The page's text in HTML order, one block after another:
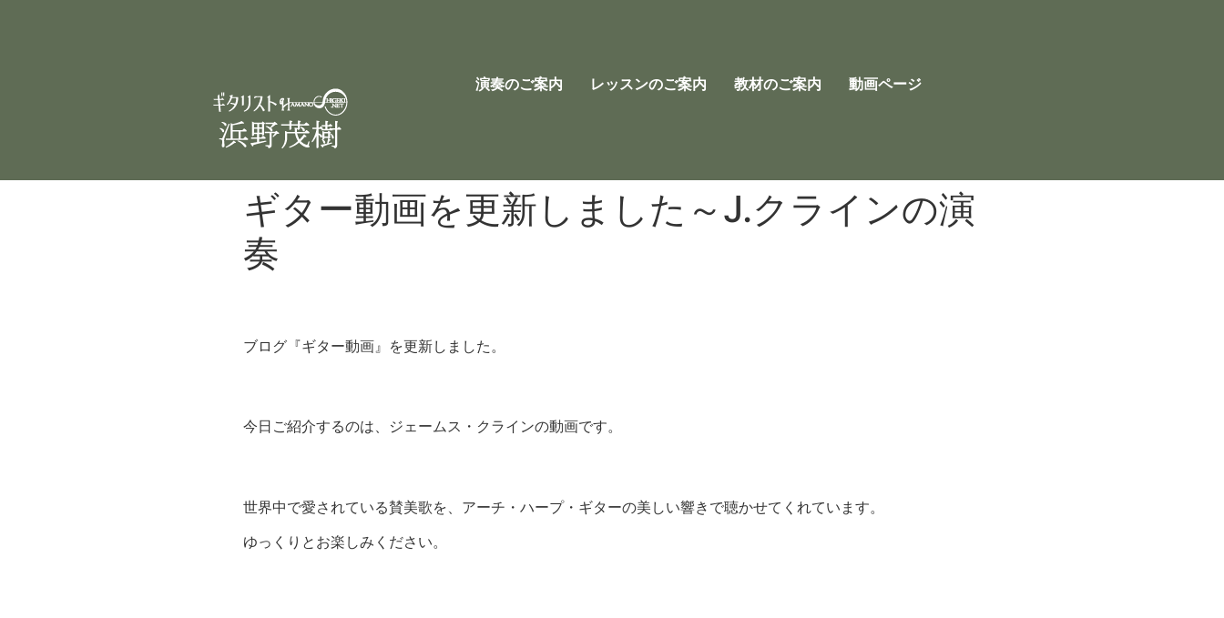
演奏のご案内 レッスンのご案内 教材のご案内 動画ページ
ギター動画を更新しました～J.クラインの演
奏
ブログ『ギター動画』を更新しました。
今日ご紹介するのは、ジェームス・クラインの動画です。
世界中で愛されている賛美歌を、アーチ・ハープ・ギターの美しい響きで聴かせてくれています。
ゆっくりとお楽しみください。